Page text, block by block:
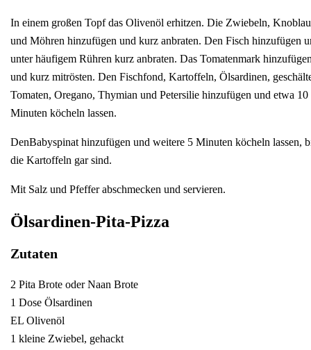
In einem großen Topf das Olivenöl erhitzen. Die Zwiebeln,
und Möhren hinzufügen und kurz anbraten. Den Fisch hinzufügen
unter häufigem Rühren kurz anbraten. Das Tomatenmark
und kurz mitrösten. Den Fischfond, Kartoffeln, Ölsardinen,
Tomaten, Oregano, Thymian und Petersilie hinzufügen und etwa 10
Minuten köcheln lassen.
DenBabyspinat hinzufügen und weitere 5 Minuten köcheln lassen,
die Kartoffeln gar sind.
Mit Salz und Pfeffer abschmecken und servieren.
Ölsardinen-Pita-Pizza
Zutaten
2 Pita Brote oder Naan Brote
1 Dose Ölsardinen
EL Olivenöl
1 kleine Zwiebel, gehackt